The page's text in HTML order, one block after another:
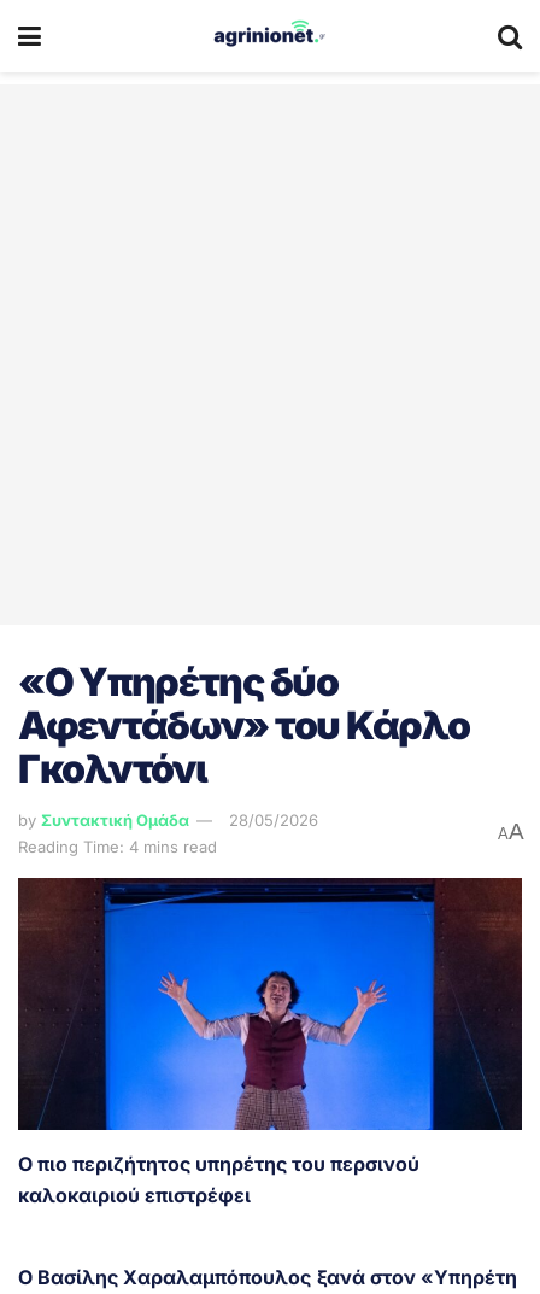
«Ο Υπηρέτης δύο
Αφεντάδων» του Κάρλο
Γκολντόνι
by Συντακτική Ομάδα
28/05/2026
Reading Time: 4 mins read
AA
Ο πιο περιζήτητος υπηρέτης του περσινού
καλοκαιριού επιστρέφει
Ο Βασίλης Χαραλαμπόπουλος ξανά στον «Υπηρέτη